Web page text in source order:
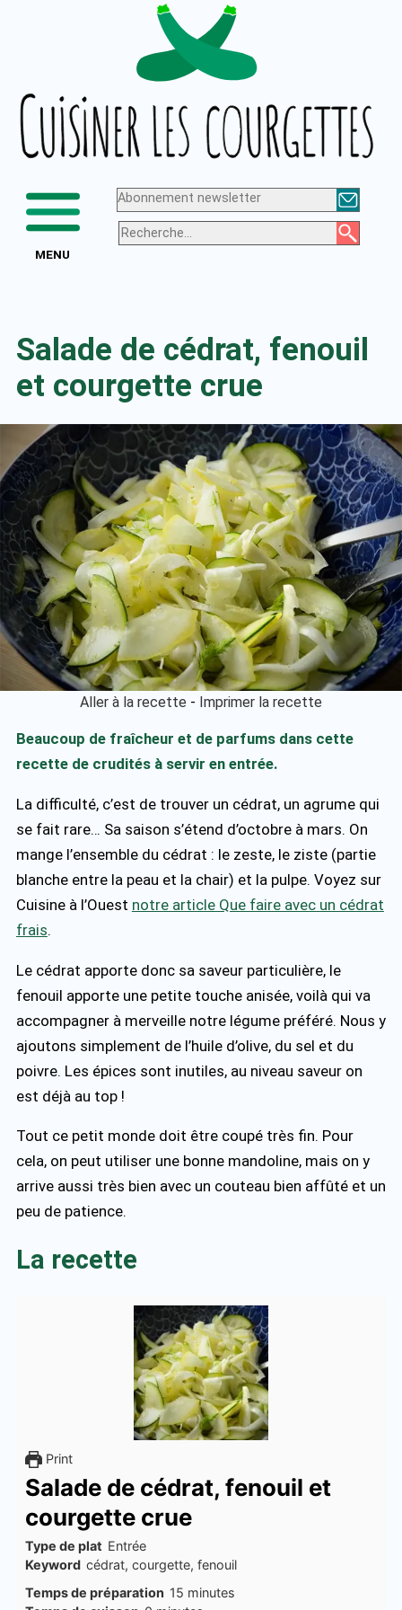
courgettes
MENU
Abonnement newsletter
Salade de cédrat, fenouil
et courgette crue
Aller à la recette - Imprimer la recette
Beaucoup de fraîcheur et de parfums dans cette
recette de crudités à servir en entrée.
La difficulté, c’est de trouver un cédrat, un agrume qui
se fait rare… Sa saison s’étend d’octobre à mars. On
mange l’ensemble du cédrat : le zeste, le ziste (partie
blanche entre la peau et la chair) et la pulpe. Voyez sur
Cuisine à l’Ouest notre article Que faire avec un cédrat
frais.
Le cédrat apporte donc sa saveur particulière, le
fenouil apporte une petite touche anisée, voilà qui va
accompagner à merveille notre légume préféré. Nous y
ajoutons simplement de l’huile d’olive, du sel et du
poivre. Les épices sont inutiles, au niveau saveur on
est déjà au top !
Tout ce petit monde doit être coupé très fin. Pour
cela, on peut utiliser une bonne mandoline, mais on y
arrive aussi très bien avec un couteau bien affûté et un
peu de patience.
La recette
Print
Salade de cédrat, fenouil et
courgette crue
Type de plat Entrée
Keyword cédrat, courgette, fenouil
Temps de préparation 15minutes
minutes